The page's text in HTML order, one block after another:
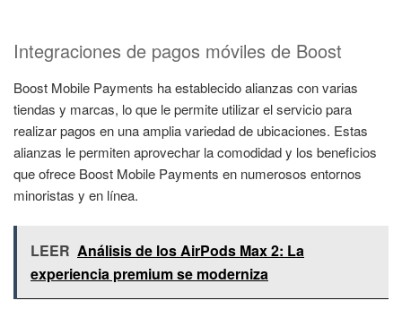
Integraciones de pagos móviles de Boost
Boost Mobile Payments ha establecido alianzas con varias
tiendas y marcas, lo que le permite utilizar el servicio para
realizar pagos en una amplia variedad de ubicaciones. Estas
alianzas le permiten aprovechar la comodidad y los beneficios
que ofrece Boost Mobile Payments en numerosos entornos
minoristas y en línea.
LEER Análisis de los AirPods Max 2: La
experiencia premium se moderniza